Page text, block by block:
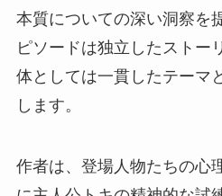
本質についての深い洞察を
ピソードは独立したストー
体としては一貫したテーマ
します。
作者は、登場人物たちの心